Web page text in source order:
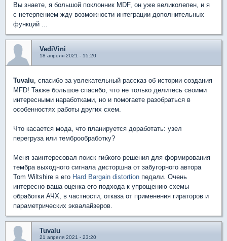
Вы знаете, я большой поклонник MDF, он уже великолепен, и я
с нетерпением жду возможности интеграции дополнительных
функций ...
VediVini
18 апреля 2021 - 15:20
Tuvalu, спасибо за увлекательный рассказ об истории создания
MFD! Также большое спасибо, что не только делитесь своими
интересными наработками, но и помогаете разобраться в
особенностях работы других схем.
Что касается мода, что планируется доработать: узел
перегруза или темброобработку?
Меня заинтересовал поиск гибкого решения для формирования
тембра выходного сигнала дисторшна от забугорного автора
Tom Wiltshire в его Hard Bargain distortion педали. Очень
интересно ваша оценка его подхода к упрощению схемы
обработки АЧХ, в частности, отказа от применения гираторов и
параметрических эквалайзеров.
Tuvalu
21 апреля 2021 - 23:20